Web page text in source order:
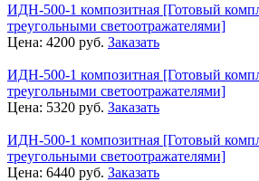
ИДН-500-1 композитная [Готовый
треугольными светоотражателями]
Цена: 4200 руб. Заказать
ИДН-500-1 композитная [Готовый
треугольными светоотражателями]
Цена: 5320 руб. Заказать
ИДН-500-1 композитная [Готовый
треугольными светоотражателями]
Цена: 6440 руб. Заказать